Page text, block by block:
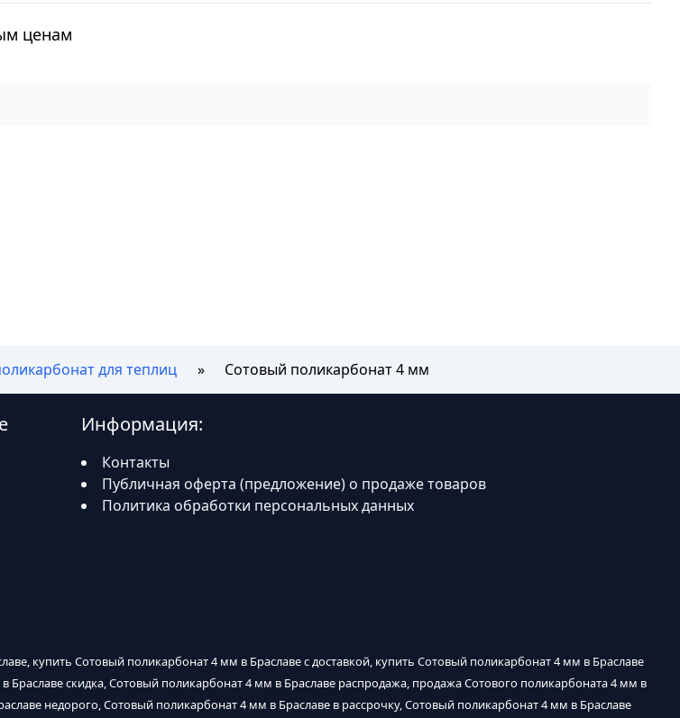
ценам
для теплиц Сотовый поликарбонат 4 мм
Информация:
Контакты
Публичная оферта (предложение) о продаже товаров
Политика обработки персональных данных
купить Сотовый поликарбонат 4 мм в Браславе с доставкой, купить Сотовый поликарбонат 4 мм в Браславе
скидка, Сотовый поликарбонат 4 мм в Браславе распродажа, продажа Сотового поликарбоната 4 мм в
недорого, Сотовый поликарбонат 4 мм в Браславе в рассрочку, Сотовый поликарбонат 4 мм в Браславе